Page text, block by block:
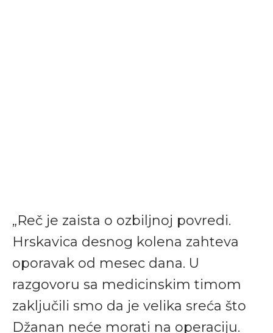
„Reč je zaista o ozbiljnoj povredi.
Hrskavica desnog kolena zahteva
oporavak od mesec dana. U
razgovoru sa medicinskim timom
zaključili smo da je velika sreća što
Džanan neće morati na operaciju.